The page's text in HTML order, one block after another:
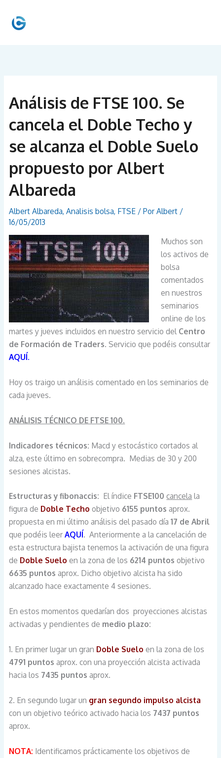
contenido
Análisis de FTSE 100. Se
cancela el Doble Techo y
se alcanza el Doble Suelo
propuesto por Albert
Albareda
Albert Albareda,Analisis bolsa, FTSE / PorAlbert /
16/05/2013
Muchos son
los activos de
bolsa
comentados
en nuestros
seminarios
online de los
martes y jueves incluidos en nuestro servicio del Centro
de Formación de Traders. Servicio que podéis consultar
AQUÍ.
Hoy os traigo un análisis comentado en los seminarios de
cada jueves.
ANÁLISIS TÉCNICO DE FTSE 100.
Indicadores técnicos: Macd y estocástico cortados al
alza, este último en sobrecompra. Medias de 30 y 200
sesiones alcistas.
Estructuras y fibonaccis: El índice FTSE100 cancela la
figura de Doble Techo objetivo 6155 puntos aprox.
propuesta en mi último análisis del pasado día17 de Abril
que podéis leerAQUÍ. Anteriormente a la cancelación de
esta estructura bajista tenemos la activación de una figura
de Doble Suelo en la zona de los 6214 puntos objetivo
6635 puntos aprox. Dicho objetivo alcista ha sido
alcanzado hace exactamente 4 sesiones.
En estos momentos quedarían dos proyecciones alcistas
activadas y pendientes de medio plazo:
1. En primer lugar un gran Doble Suelo en la zona de los
4791 puntos aprox. con una proyección alcista activada
hacia los 7435 puntos aprox.
2. En segundo lugar un gran segundo impulso alcista
con un objetivo teórico activado hacia los 7437 puntos
aprox.
NOTA: Identificamos prácticamente los objetivos de